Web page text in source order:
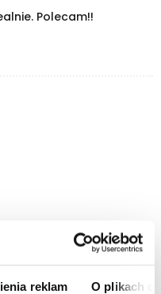
reklam O plikach
Polecam!!
niską cenę. Produkt